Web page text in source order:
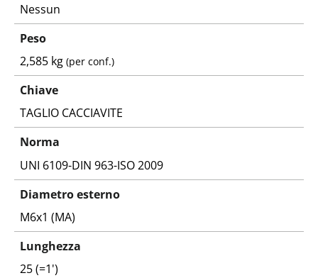
Nessun
Peso
2,585 kg(per conf.)
Chiave
TAGLIO CACCIAVITE
Norma
UNI 6109-DIN 963-ISO 2009
Diametro esterno
M6x1 (MA)
Lunghezza
25 (=1')